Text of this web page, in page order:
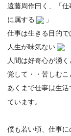
遠藤周作曰く、「
に属する
」
仕事は生きる目的
人生が味気ない
人間は好奇心が湧
覚して・・苦しむこ
あくまで仕事は生活
ています。
僕も若い頃、仕事